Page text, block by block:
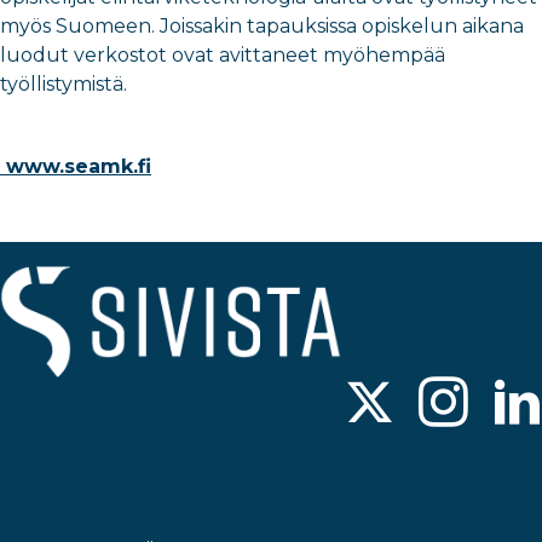
myös Suomeen. Joissakin tapauksissa opiskelun aikana
luodut verkostot ovat avittaneet myöhempää
työllistymistä.
www.seamk.fi